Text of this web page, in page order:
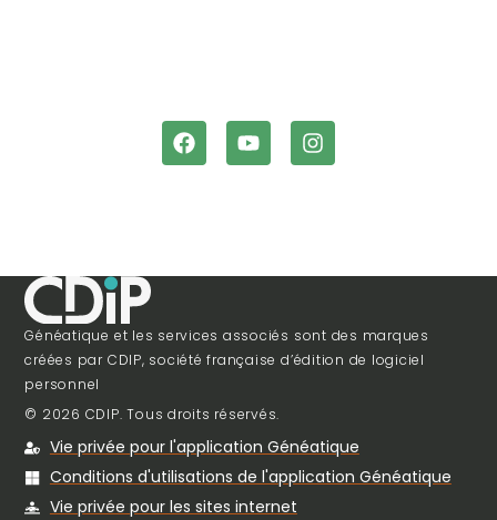
Généatique et les services associés sont des marques
créées par CDIP, société française d’édition de logiciel
personnel
© 2026 CDIP. Tous droits réservés.
Vie privée pour l'application Généatique
Conditions d'utilisations de l'application Généatique
Vie privée pour les sites internet